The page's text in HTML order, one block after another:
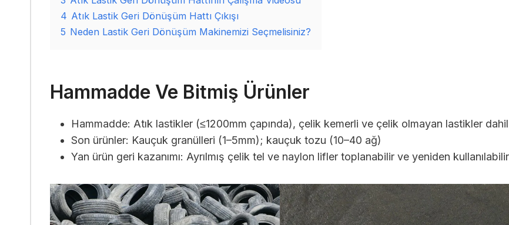
4 Atık Lastik Geri Dönüşüm Hattı Çıkışı
5 Neden Lastik Geri Dönüşüm Makinemizi Seçmelisiniz?
Hammadde Ve Bitmiş Ürünler
Hammadde: Atık lastikler (≤1200mm çapında), çelik kemerli ve çelik olmayan lastikler dahil
Son ürünler: Kauçuk granülleri (1–5mm); kauçuk tozu (10–40 ağ)
Yan ürün geri kazanımı: Ayrılmış çelik tel ve naylon lifler toplanabilir ve yeniden kullanılabilir